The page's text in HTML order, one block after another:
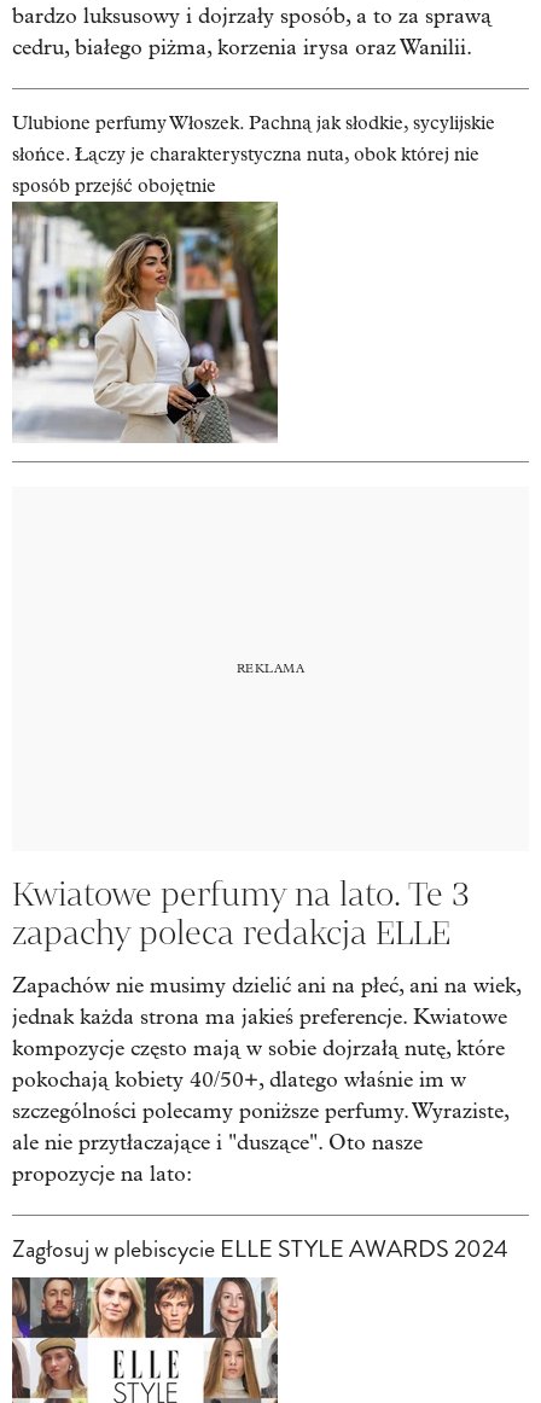
bardzo luksusowy i dojrzały sposób, a to za sprawą
cedru, białego piżma, korzenia irysa oraz Wanilii.
Ulubione perfumy Włoszek. Pachną jak słodkie, sycylijskie
słońce. Łączy je charakterystyczna nuta, obok której nie
sposób przejść obojętnie
Kwiatowe perfumy na lato. Te 3
zapachy poleca redakcja ELLE
Zapachów nie musimy dzielić ani na płeć, ani na wiek,
jednak każda strona ma jakieś preferencje. Kwiatowe
kompozycje często mają w sobie dojrzałą nutę, które
pokochają kobiety 40/50+, dlatego właśnie im w
szczególności polecamy poniższe perfumy. Wyraziste,
ale nie przytłaczające i "duszące". Oto nasze
propozycje na lato:
Zagłosuj w plebiscycie ELLE STYLE AWARDS 2024